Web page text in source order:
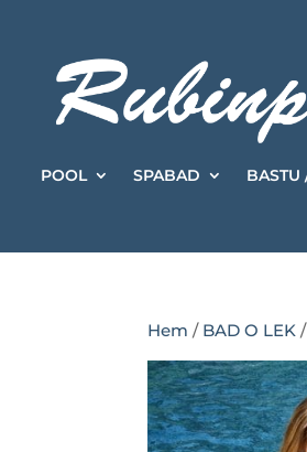
POOL SPABAD BASTU
Hem / BAD O LEK /